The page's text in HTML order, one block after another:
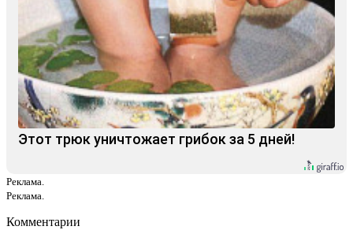
Этот трюк уничтожает грибок за 5 дней!
Реклама.
Реклама.
Комментарии